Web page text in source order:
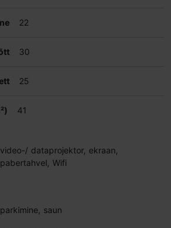
22
30
25
41
video-/ dataprojektor, ekraan,
pabertahvel, Wifi
parkimine, saun